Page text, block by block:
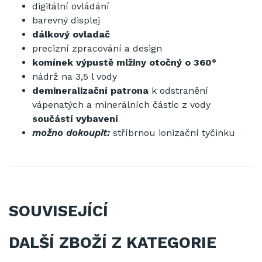
digitální ovládání
barevný displej
dálkový ovladač
precizní zpracování a design
komínek výpustě mlžiny otočný o 360°
nádrž na 3,5 l vody
demineralizační patrona k odstranění
vápenatých a minerálních částic z vody
součástí vybavení
možno dokoupit: stříbrnou ionizační tyčinku
SOUVISEJÍCÍ
DALŠÍ ZBOŽÍ Z KATEGORIE